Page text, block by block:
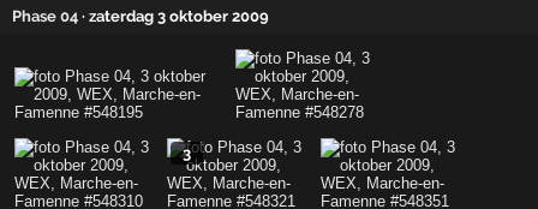
Phase 04 · zaterdag 3 oktober 2009
3